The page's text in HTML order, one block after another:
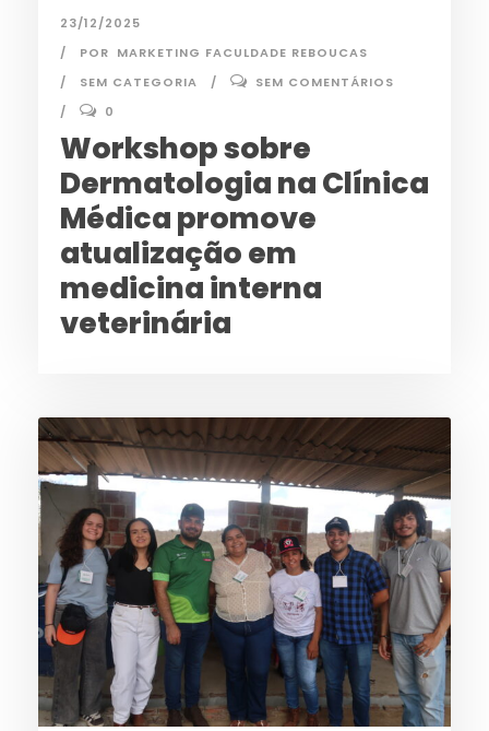
23/12/2025
POR MARKETING FACULDADE REBOUCAS
SEM CATEGORIA
SEM COMENTÁRIOS
0
Workshop sobre
Dermatologia na Clínica
Médica promove
atualização em
medicina interna
veterinária